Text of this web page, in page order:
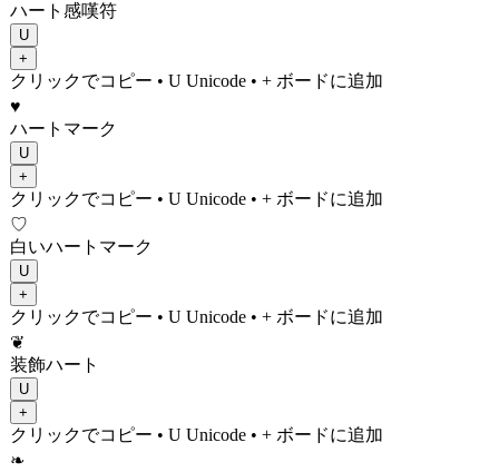
ハート感嘆符
U
+
クリックでコピー • U Unicode • + ボードに追加
♥️
ハートマーク
U
+
クリックでコピー • U Unicode • + ボードに追加
♡
白いハートマーク
U
+
クリックでコピー • U Unicode • + ボードに追加
❦
装飾ハート
U
+
クリックでコピー • U Unicode • + ボードに追加
❧